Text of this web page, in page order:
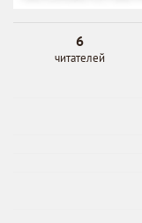
6
читателей